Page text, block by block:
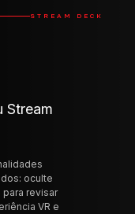
STREAM DECK
Stream
oculte
revisar
VR e